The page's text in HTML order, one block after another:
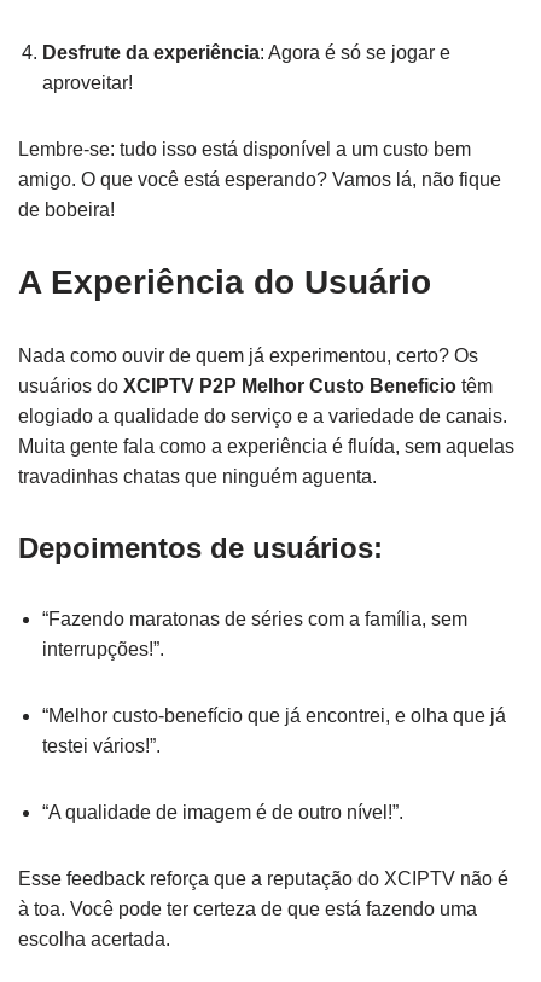
Desfrute da experiência: Agora é só se jogar e
aproveitar!
Lembre-se: tudo isso está disponível a um custo bem
amigo. O que você está esperando? Vamos lá, não fique
de bobeira!
A Experiência do Usuário
Nada como ouvir de quem já experimentou, certo? Os
usuários do XCIPTV P2P Melhor Custo Beneficio têm
elogiado a qualidade do serviço e a variedade de canais.
Muita gente fala como a experiência é fluída, sem aquelas
travadinhas chatas que ninguém aguenta.
Depoimentos de usuários:
“Fazendo maratonas de séries com a família, sem
interrupções!”.
“Melhor custo-benefício que já encontrei, e olha que já
testei vários!”.
“A qualidade de imagem é de outro nível!”.
Esse feedback reforça que a reputação do XCIPTV não é
à toa. Você pode ter certeza de que está fazendo uma
escolha acertada.